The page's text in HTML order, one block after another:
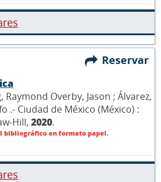
Reservar
Raymond Overby, Jason ; Álvarez,
.- Ciudad de México (México) :
Hill, 2020.
bibliográfico en formato papel.